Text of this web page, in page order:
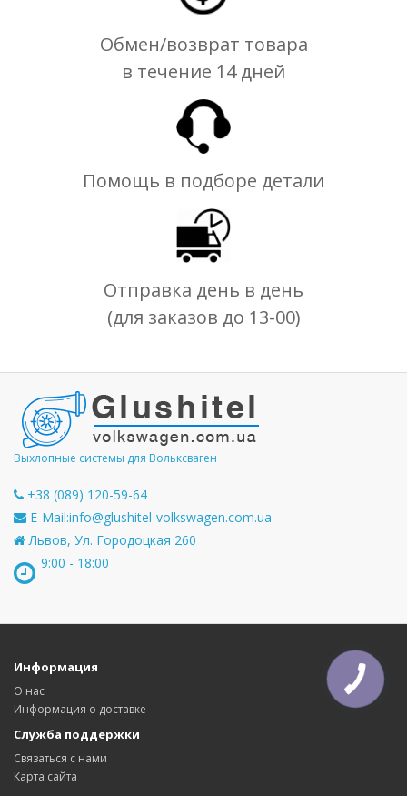
Обмен/возврат товара
в течение 14 дней
Помощь в подборе детали
Отправка день в день
(для заказов до 13-00)
Выхлопные системы для Вольксваген
+38 (089) 120-59-64
E-Mail:info@glushitel-volkswagen.com.ua
Львов, Ул. Городоцкая 260
9:00 - 18:00
Информация
О нас
Информация о доставке
Служба поддержки
Связаться с нами
Карта сайта
КНОПКА
СВЯЗИ